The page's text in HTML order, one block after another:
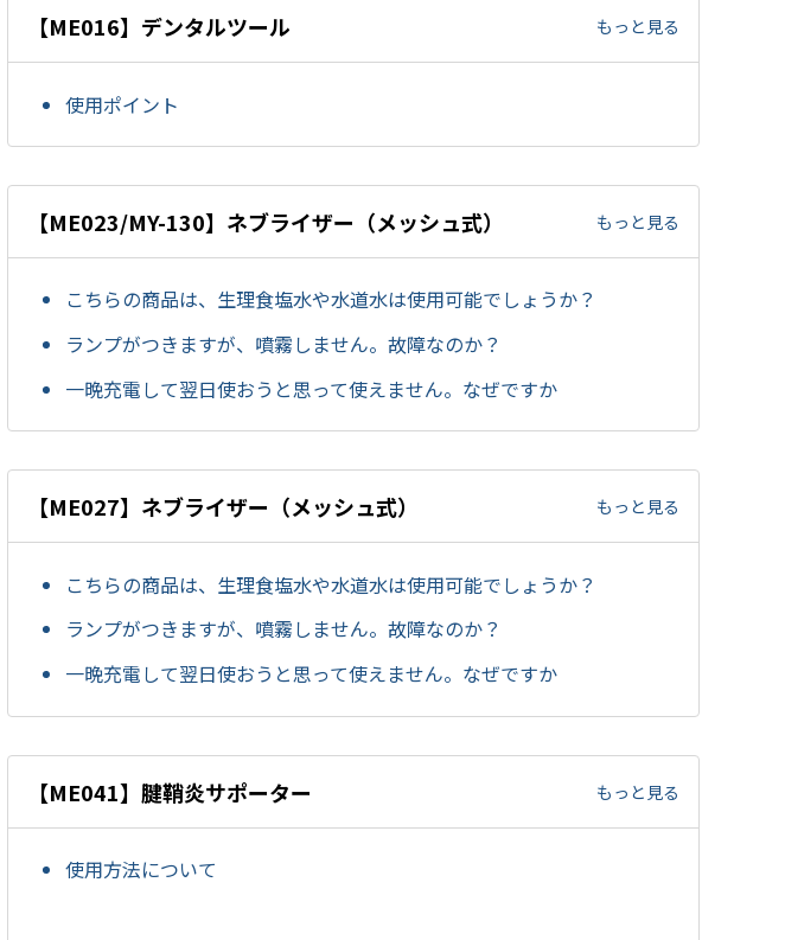
【ME016】デンタルツール もっと見る
使用ポイント
【ME023/MY-130】ネブライザー（メッシュ式） もっと見る
こちらの商品は、生理食塩水や水道水は使用可能でしょうか？
ランプがつきますが、噴霧しません。故障なのか？
一晩充電して翌日使おうと思って使えません。なぜですか
【ME027】ネブライザー（メッシュ式） もっと見る
こちらの商品は、生理食塩水や水道水は使用可能でしょうか？
ランプがつきますが、噴霧しません。故障なのか？
一晩充電して翌日使おうと思って使えません。なぜですか
【ME041】腱鞘炎サポーター もっと見る
使用方法について